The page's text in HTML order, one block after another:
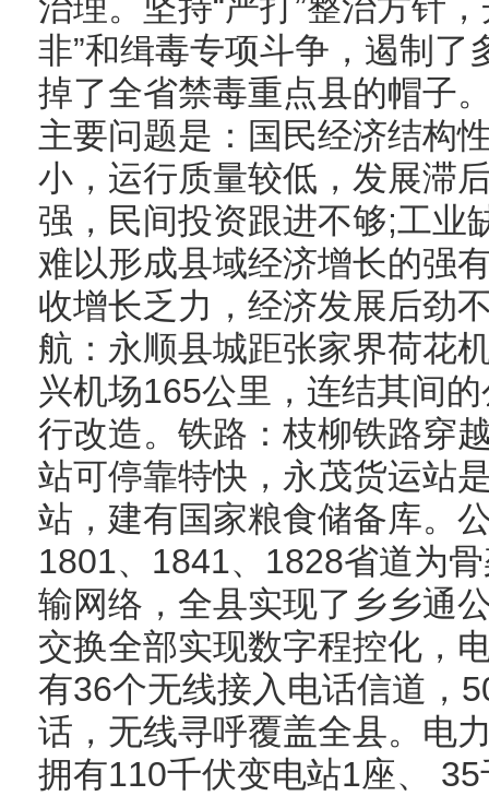
非”和缉毒专项斗争，遏制
掉了全省禁毒重点县的帽子
主要问题是：国民经济结构
小，运行质量较低，发展滞
强，民间投资跟进不够;工业
难以形成县域经济增长的强
收增长乏力，经济发展后劲
航：永顺县城距张家界荷花
兴机场165公里，连结其间
行改造。铁路：枝柳铁路穿
站可停靠特快，永茂货运站
站，建有国家粮食储备库。
1801、1841、1828省道为
输网络，全县实现了乡乡通
交换全部实现数字程控化，
有36个无线接入电话信道，
话，无线寻呼覆盖全县。电
拥有110千伏变电站1座、